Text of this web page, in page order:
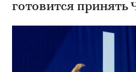
готовится принять